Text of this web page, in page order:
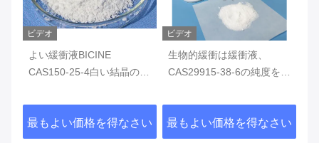
ビデオ
よい緩衝液BICINE
CAS150-25-4白い結晶の
最もよい価格を得なさい
ビデオ
生物的緩衝は緩衝液、
CAS29915-38-6の純度を>
最もよい価格を得なさい